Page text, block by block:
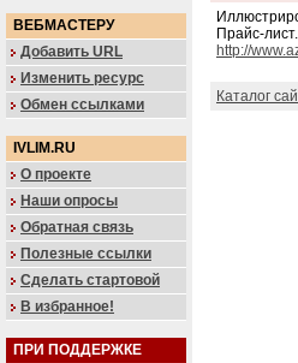
ВЕБМАСТЕРУ
Добавить URL
Изменить ресурс
Обмен ссылками
IVLIM.RU
О проекте
Наши опросы
Обратная связь
Полезные ссылки
Сделать стартовой
В избранное!
ПРИ ПОДДЕРЖКЕ
Прайс-
http://
Каталог